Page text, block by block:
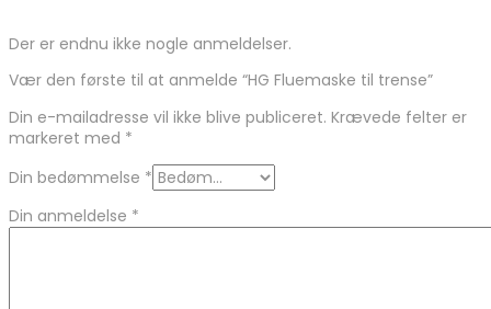
Der er endnu ikke nogle anmeldelser.
Vær den første til at anmelde “HG Fluemaske til trense”
Din e-mailadresse vil ikke blive publiceret. Krævede felter er
markeret med *
Din bedømmelse *
Din anmeldelse *